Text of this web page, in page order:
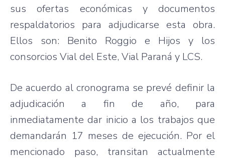
sus ofertas económicas y documentos
respaldatorios para adjudicarse esta obra.
Ellos son: Benito Roggio e Hijos y los
consorcios Vial del Este, Vial Paraná y LCS.
De acuerdo al cronograma se prevé definir la
adjudicación a fin de año, para
inmediatamente dar inicio a los trabajos que
demandarán 17 meses de ejecución. Por el
mencionado paso, transitan actualmente